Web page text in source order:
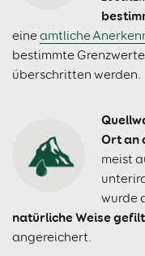
eine amtliche
bestimmte
überschritten werden.
Ort an
meist
wurde
natürliche Weise
angereichert.